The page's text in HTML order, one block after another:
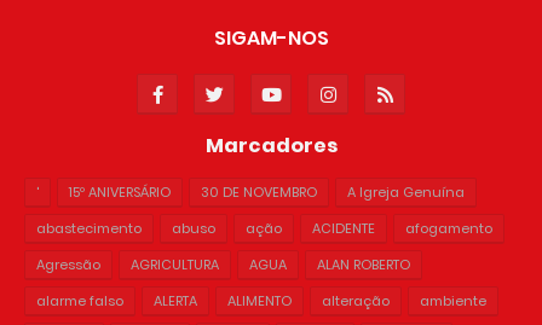
SIGAM-NOS
Marcadores
' 15º ANIVERSÁRIO 30 DE NOVEMBRO
A Igreja Genuína
abastecimento
abuso ação ACIDENTE
afogamento
Agressão
AGRICULTURA AGUA
ALAN ROBERTO
alarme falso
ALERTA ALIMENTO alteração
ambiente